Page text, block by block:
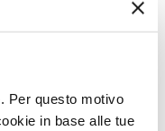
Per questo motivo
in base alle tue